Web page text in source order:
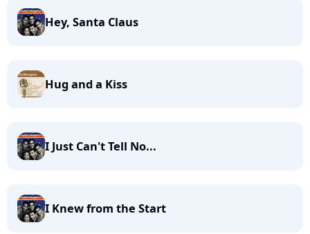
Hey, Santa Claus
Hug and a Kiss
I Just Can't Tell No...
I Knew from the Start